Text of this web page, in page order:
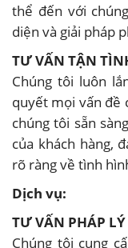
thể đến với
diện và giải pháp
TƯ VẤN TẬN
Chúng tôi luôn
quyết mọi vấn đề
chúng tôi sẵn
của khách hàng,
rõ ràng về tình
Dịch vụ:
TƯ VẤN PHÁP LÝ
Chúng tôi cung